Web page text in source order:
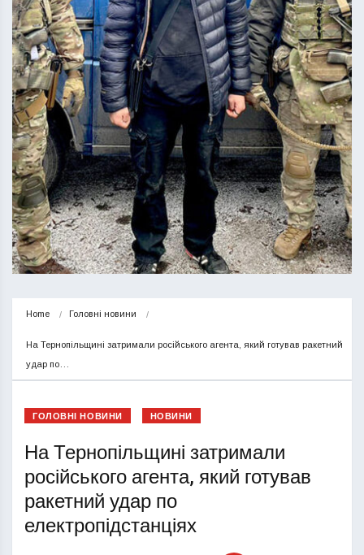
Home Головні новини
На Тернопільщині затримали російського агента, який готував ракетний
удар по…
ГОЛОВНІ НОВИНИ НОВИНИ
На Тернопільщині затримали
російського агента, який готував
ракетний удар по
електропідстанціях